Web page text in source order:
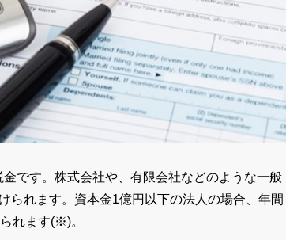
です。株式会社や、有限会社などのような一般
られます。資本金1億円以下の法人の場合、年間
れます(※)。